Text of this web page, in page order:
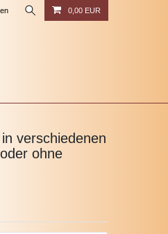
0,00 EUR
verschiedenen
ohne